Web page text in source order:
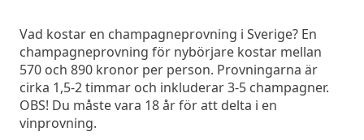
Vad kostar en champagneprovning i Sverige? En
champagneprovning för nybörjare kostar mellan
570 och 890 kronor per person. Provningarna är
cirka 1,5-2 timmar och inkluderar 3-5 champagner.
OBS! Du måste vara 18 år för att delta i en
vinprovning.